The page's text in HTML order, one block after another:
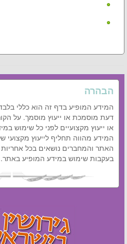
הבהרה
המידע המופיע בדף זה הוא כללי
דעת מוסמכת או ייעוץ מוסמך. על
או ייעוץ מקצועיים לפני כל שימוש
המידע מהווה תחליף לייעוץ מקצועי
האתר והמחברים נושאים בכל
בעקבות שימוש במידע המופיע באתר.